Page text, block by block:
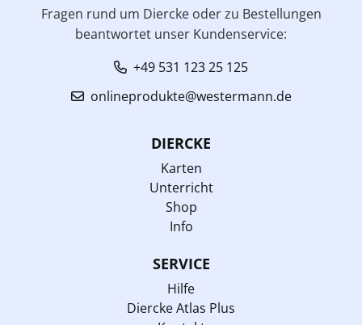
Fragen rund um Diercke oder zu Bestellungen
beantwortet unser Kundenservice:
+49 531 123 25 125
onlineprodukte@westermann.de
DIERCKE
Karten
Unterricht
Shop
Info
SERVICE
Hilfe
Diercke Atlas Plus